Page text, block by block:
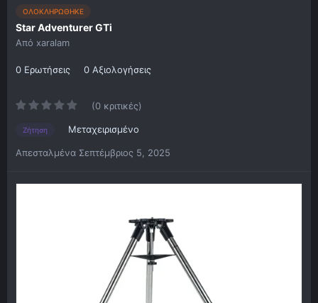
ΟΛΟΚΛΗΡΩΘΗΚΕ
Star Adventurer GTi
Από xaralam
0 Ερωτήσεις 0 Αξιολογήσεις
(0 κριτικές)
Ζήτηση Μεταχειρισμένο
Απεσταλμένα Σεπτέμβριος 5, 2025